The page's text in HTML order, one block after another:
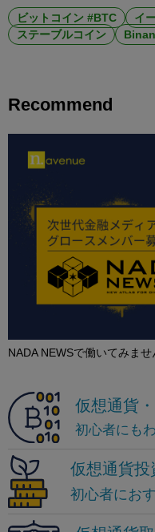
ビットコイン #BTC イ
ステーブルコイン
Recommend
NADA NEWSで働いてみませ